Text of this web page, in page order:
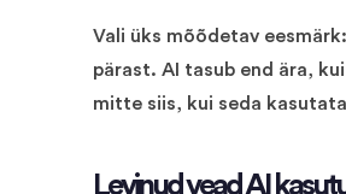
Vali üks mõõdetav
pärast. AI tasub end ära,
mitte siis, kui seda
Levinud vead AI